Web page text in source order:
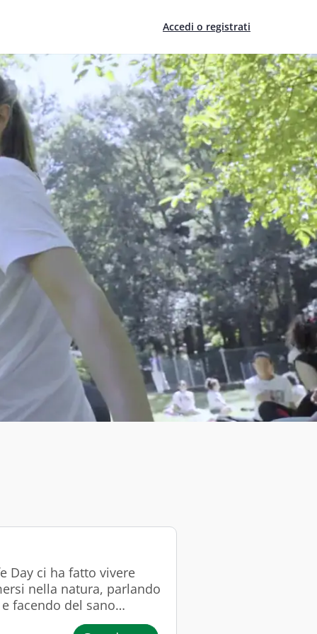
Accedi o registrati
Day ci ha fatto vivere
nella natura, parlando
facendo del sano
insieme alla nostra